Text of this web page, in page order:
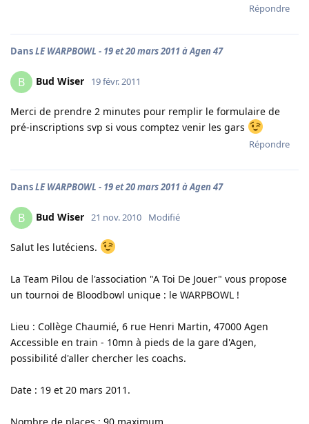
Répondre
DansLE WARPBOWL - 19 et 20 mars 2011 à Agen 47
B Bud Wiser 19 févr. 2011
Merci de prendre 2 minutes pour remplir le formulaire de
pré-inscriptions svp si vous comptez venir les gars
Répondre
DansLE WARPBOWL - 19 et 20 mars 2011 à Agen 47
B Bud Wiser 21 nov. 2010 Modifié
Salut les lutéciens.
La Team Pilou de l'association "A Toi De Jouer" vous propose
un tournoi de Bloodbowl unique : le WARPBOWL !
Lieu : Collège Chaumié, 6 rue Henri Martin, 47000 Agen
Accessible en train - 10mn à pieds de la gare d'Agen,
possibilité d'aller chercher les coachs.
Date : 19 et 20 mars 2011.